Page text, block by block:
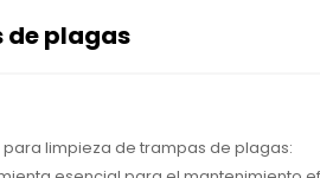
de plagas
para limpieza de trampas de plagas: